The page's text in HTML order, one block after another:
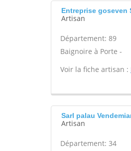
Entreprise goseven
Artisan
Département: 89
Baignoire à Porte -
Voir la fiche artisan :
Sarl palau
Artisan
Département: 34